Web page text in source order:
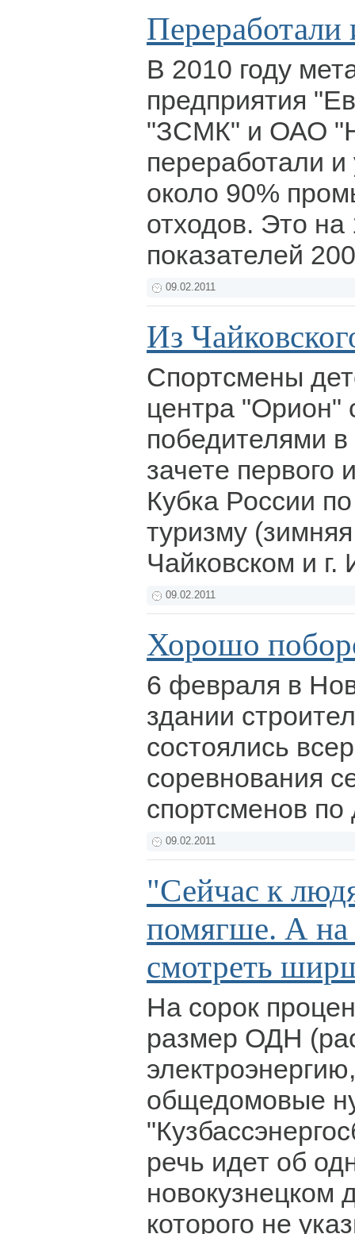
Переработали
В 2010 году
предприятия
"ЗСМК" и ОАО
переработали
около 90%
отходов. Это
показателей
09.02.2011
Из
Спортсмены
центра "Орион"
победителями
зачете первого
Кубка России
туризму
Чайковском и
09.02.2011
Хорошо
6 февраля в
здании
состоялись
соревнования
спортсменов
09.02.2011
"Сейчас к
помягше. А
смотреть
На сорок
размер ОДН
общедомовые
речь идет об
новокузнецком
которого не